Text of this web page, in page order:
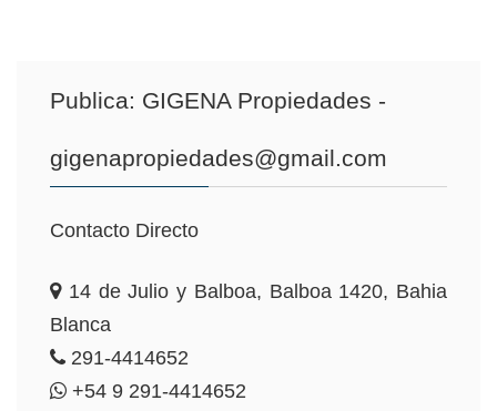
Publica: GIGENA Propiedades -
gigenapropiedades@gmail.com
Contacto Directo
14 de Julio y Balboa, Balboa 1420, Bahia
Blanca
291-4414652
+54 9 291-4414652